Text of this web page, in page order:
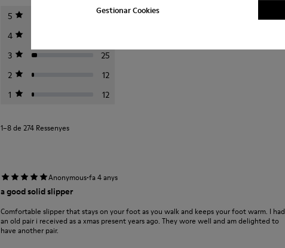
Gestionar Cookies
5
201
4
3
25
2
12
1
12
1–8 de 274 Ressenyes
Anonymous·fa 4 anys
a good solid slipper
Comfortable slipper that stays on your foot as you walk and keeps your foot warm. I had
an old pair i received as a xmas present years ago. They wore well and am delighted to
have another pair.